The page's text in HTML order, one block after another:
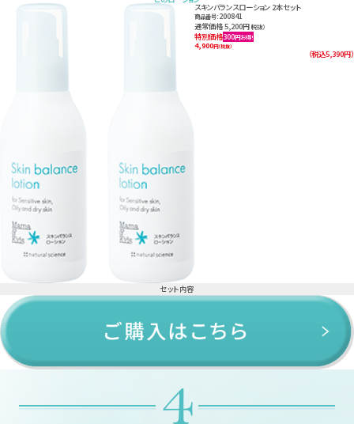
スキンバランスローション 2本セット
商品番号：200841
通常価格 5,200円 （税抜）
特別価格300円お得!
4,900円（税抜）
（税込5,390円）
セット内容
スキンバランスローション 160ml×2本